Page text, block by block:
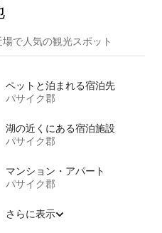
場で人気の観光スポット
ペットと泊まれる宿泊先
パサイク郡
湖の近くにある宿泊施設
パサイク郡
マンション・アパート
パサイク郡
さらに表示